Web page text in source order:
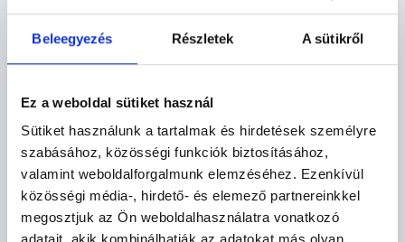
Beleegyezés Részletek A sütikről
Ez a weboldal sütiket használ
Sütiket használunk a tartalmak és hirdetések személyre
szabásához, közösségi funkciók biztosításához,
valamint weboldalforgalmunk elemzéséhez. Ezenkívül
közösségi média-, hirdető- és elemező partnereinkkel
megosztjuk az Ön weboldalhasználatra vonatkozó
KAIRO